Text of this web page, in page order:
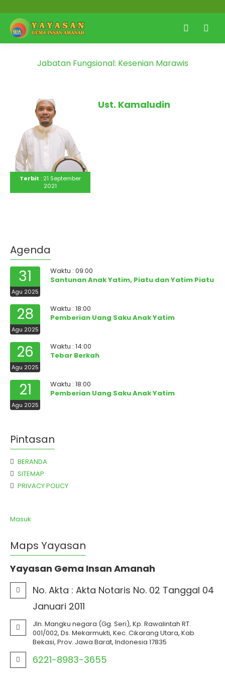
Jabatan Fungsional: Kesenian Marawis
Terbit : 21 September
2021
Ust. Kamaludin
Agenda
31
Agu 2025
Waktu : 09:00
Santunan Anak Yatim, Piatu dan Yatim Piatu
28
Agu 2025
Waktu : 18:00
Pemberian Uang Saku Anak Yatim
26
Agu 2025
Waktu : 14:00
Tebar Berkah
21
Agu 2025
Waktu : 18:00
Pemberian Uang Saku Anak Yatim
Pintasan
BERANDA
SITEMAP
PRIVACY POLICY
Masuk
Maps Yayasan
Yayasan Gema Insan Amanah
No. Akta : Akta Notaris No. 02 Tanggal 04
Januari 2011
Jln. Mangku negara (Gg. Seri), Kp. Rawalintah RT.
001/002, Ds. Mekarmukti, Kec. Cikarang Utara, Kab.
Bekasi, Prov. Jawa Barat, Indonesia 17835
6221-8983-3655